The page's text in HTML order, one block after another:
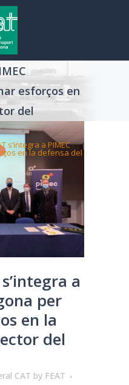
esforços en
del
s’integra a PIMEC
en la defensa del
s’integra a
per
en la
del
CAT by FEAT